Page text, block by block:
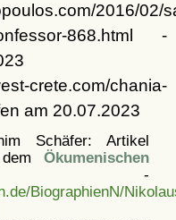
2016/02/
868.html -
chania-
am 20.07.2023
Schäfer: Artikel
Ökumenischen
BiographienN/